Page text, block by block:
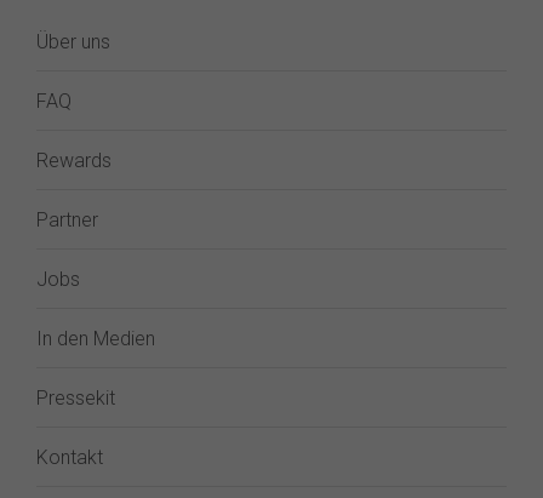
Über uns
FAQ
Rewards
Partner
Jobs
In den Medien
Pressekit
Kontakt